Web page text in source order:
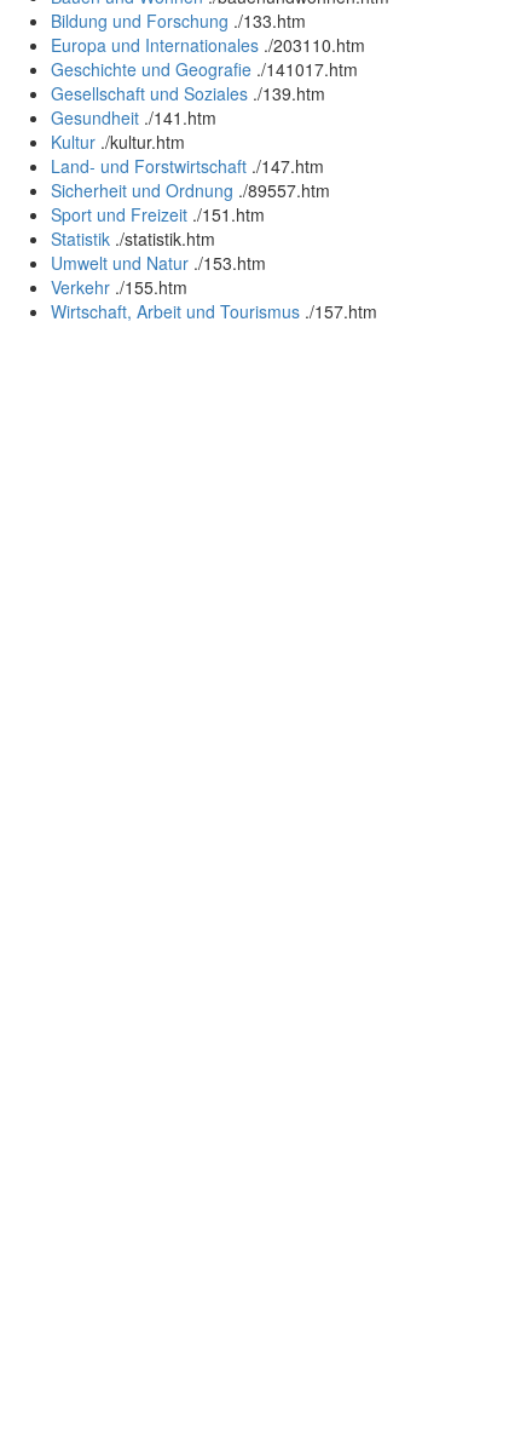
Bildung und Forschung ./133.htm
Europa und Internationales ./203110.htm
Geschichte und Geografie ./141017.htm
Gesellschaft und Soziales ./139.htm
Gesundheit ./141.htm
Kultur ./kultur.htm
Land- und Forstwirtschaft ./147.htm
Sicherheit und Ordnung ./89557.htm
Sport und Freizeit ./151.htm
Statistik ./statistik.htm
Umwelt und Natur ./153.htm
Verkehr ./155.htm
Wirtschaft, Arbeit und Tourismus ./157.htm